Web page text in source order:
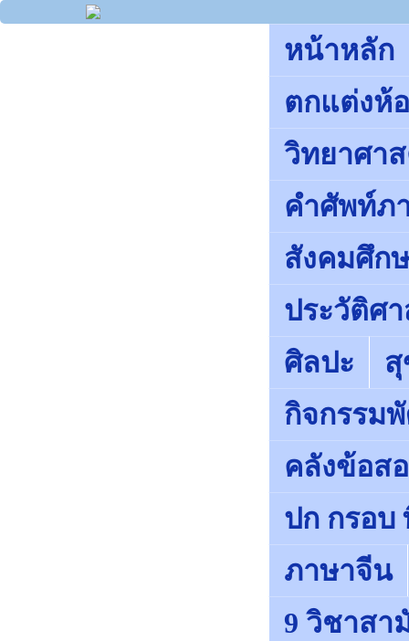
หน้าหลัก
ตกแต่งห้
วิทยาศา
คำศัพท์ภ
สังคมศึก
ประวัติศ
ศิลปะ
กิจกรรม
คลังข้อส
ปก กรอบ
ภาษาจีน
9 วิชาสา